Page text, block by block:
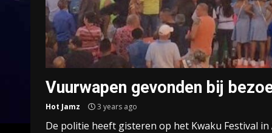
Vuurwapen gevonden bij
Hot Jamz 3 years ago
De politie heeft gisteren op het Kwaku Festival